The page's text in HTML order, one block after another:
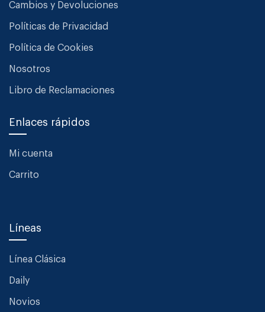
Cambios y Devoluciones
Políticas de Privacidad
Política de Cookies
Nosotros
Libro de Reclamaciones
Enlaces rápidos
Mi cuenta
Carrito
Líneas
Línea Clásica
Daily
Novios